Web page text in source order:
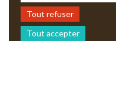
Tout refuser
Tout accepter